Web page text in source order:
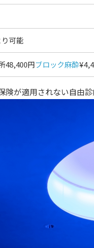
可能
48,400円ブロック麻酔
が適用されない自由診